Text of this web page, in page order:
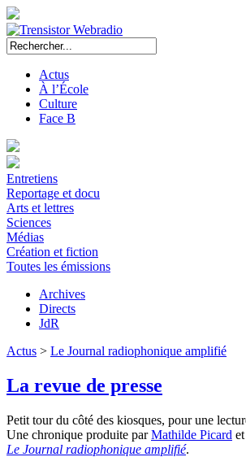
Actus
À l’École
Culture
Face B
Entretiens
Reportage et docu
Arts et lettres
Sciences
Médias
Création et fiction
Toutes les émissions
Archives
Directs
JdR
Actus > Le Journal radiophonique amplifié
La revue de presse
Petit tour du côté des kiosques, pour une
Une chronique produite parMathilde Picard et
Le Journal radiophonique amplifié.